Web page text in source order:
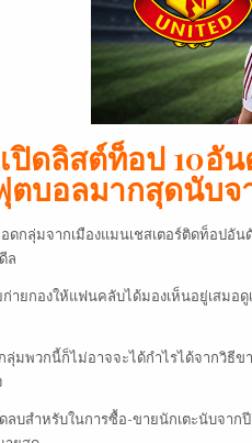
ปิดลิสต์ท็อป 10อั
บอลมากสุดนับจ
ดกลุ่มจากเมืองแมนเชสเตอร์ติดท็อปอั
ล
ยกองให้แฟนคลับได้มองเห็นอยู่เสมอดู
ลุ่มพวกนี้ก็ไม่อาจจะได้กำไรได้จากวิธี
บสำหรับในการซื้อ-ขายนักเตะนับจาก